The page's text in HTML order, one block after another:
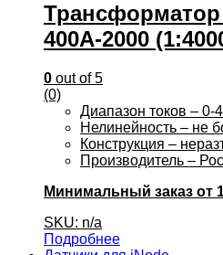
Трансформатор
400А-2000
0 out of 5
(0)
Диапазон токов – 0-
Нелинейность – не
Конструкция –
Производитель –
Минимальный заказ от
SKU: n/a
Подробнее